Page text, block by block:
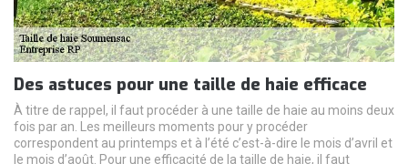
Des astuces pour une taille de haie efficace
À titre de rappel, il faut procéder à une taille de haie au moins deux
fois par an. Les meilleurs moments pour y procéder
correspondent au printemps et à l’été c’est-à-dire le mois d’avril et
le mois d’août. Pour une efficacité de la taille de haie, il faut